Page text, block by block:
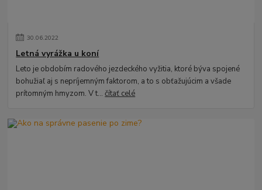
30.06.2022
Letná vyrážka u koní
Leto je obdobím radového jezdeckého vyžitia, ktoré býva spojené
bohužiaľ aj s nepríjemným faktorom, a to s obťažujúcim a všade
prítomným hmyzom. V t...čítať celé